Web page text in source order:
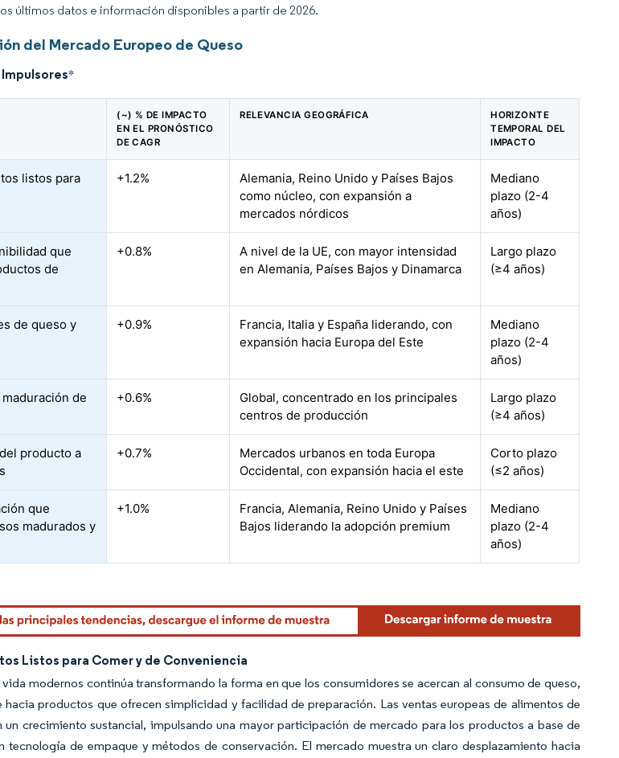
últimos datos e información disponibles a partir de 2026.
del Mercado Europeo de Queso
*
(~) % DE IMPACTO
EN EL PRONÓSTICO
DE CAGR
RELEVANCIA GEOGRÁFICA
HORIZONTE
TEMPORAL DEL
IMPACTO
listos para
+1.2%
Alemania, Reino Unido y Países Bajos
como núcleo, con expansión a
mercados nórdicos
Mediano
plazo (2-4
años)
que
de
+0.8%
A nivel de la UE, con mayor intensidad
en Alemania, Países Bajos y Dinamarca
Largo plazo
(≥4 años)
de queso y
+0.9%
Francia, Italia y España liderando, con
expansión hacia Europa del Este
Mediano
plazo (2-4
años)
de
+0.6%
Global, concentrado en los principales
centros de producción
Largo plazo
(≥4 años)
producto a
+0.7%
Mercados urbanos en toda Europa
Occidental, con expansión hacia el este
Corto plazo
(≤2 años)
que
madurados y
+1.0%
Francia, Alemania, Reino Unido y Países
Bajos liderando la adopción premium
Mediano
plazo (2-4
años)
Listos para Comer y de Conveniencia
modernos continúa transformando la forma en que los consumidores se acercan al consumo de queso,
hacia productos que ofrecen simplicidad y facilidad de preparación. Las ventas europeas de alimentos de
un crecimiento sustancial, impulsando una mayor participación de mercado para los productos a base de
tecnología de empaque y métodos de conservación. El mercado muestra un claro desplazamiento hacia